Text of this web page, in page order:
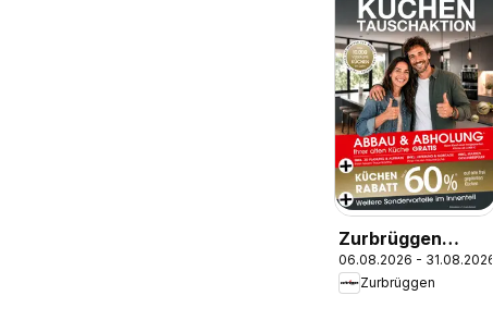
Zurbrüggen
Küchentausch-
Aktion
06.08.2026 - 31.08.2026
Zurbrüggen